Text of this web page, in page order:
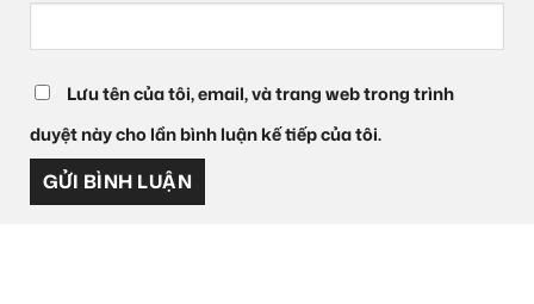
Lưu tên của tôi, email, và trang web trong trình
duyệt này cho lần bình luận kế tiếp của tôi.